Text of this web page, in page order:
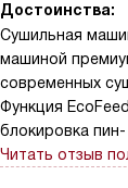
Достоинства:
Сушильная
машиной
современных
Функция
блокировка
Читать отзыв